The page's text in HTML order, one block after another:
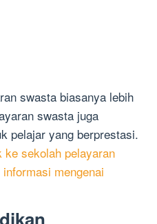
swasta biasanya lebih
swasta juga
pelajar yang berprestasi.
ke sekolah pelayaran
mengenai